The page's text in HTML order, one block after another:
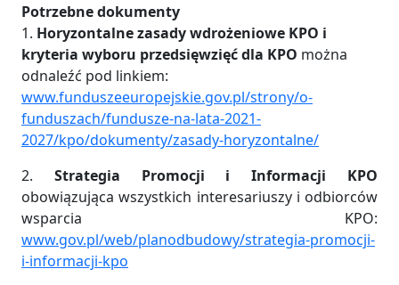
Potrzebne dokumenty
1. Horyzontalne zasady wdrożeniowe KPO i
kryteria wyboru przedsięwzięć dla KPO można
odnaleźć pod linkiem:
www.funduszeeuropejskie.gov.pl/strony/o-
funduszach/fundusze-na-lata-2021-
2027/kpo/dokumenty/zasady-horyzontalne/
2. Strategia Promocji i Informacji KPO
obowiązująca wszystkich interesariuszy i odbiorców
wsparcia KPO:
www.gov.pl/web/planodbudowy/strategia-promocji-
i-informacji-kpo